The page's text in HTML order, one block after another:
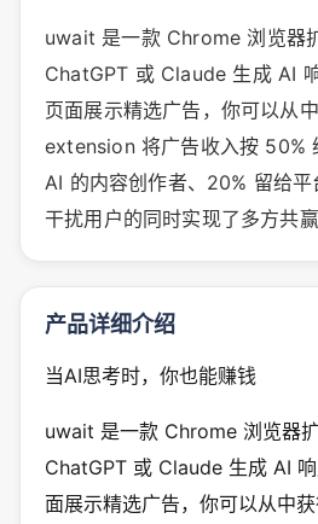
uwait 是一款 Chrome 浏览器
ChatGPT 或 Claude 生成 AI
页面展示精选广告，你可以从
extension 将广告收入按 50%
AI 的内容创作者、20% 留给
干扰用户的同时实现了多方共赢
产品详细介绍
当AI思考时，你也能赚钱
uwait 是一款 Chrome 浏览器
ChatGPT 或 Claude 生成 AI
面展示精选广告，你可以从中